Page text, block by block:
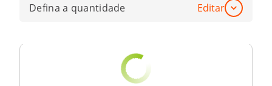
Defina a quantidade Editar